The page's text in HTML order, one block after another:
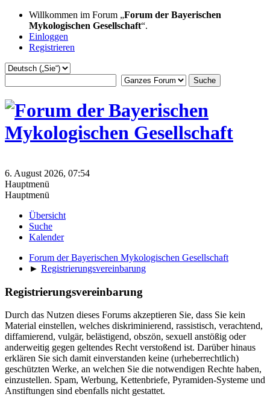
Willkommen im Forum „Forum der Bayerischen
Mykologischen Gesellschaft“.
Einloggen
Registrieren
6. August 2026, 07:54
Hauptmenü
Hauptmenü
Übersicht
Suche
Kalender
Forum der Bayerischen Mykologischen Gesellschaft
► Registrierungsvereinbarung
Registrierungsvereinbarung
Durch das Nutzen dieses Forums akzeptieren Sie, dass Sie kein
Material einstellen, welches diskriminierend, rassistisch, verachtend,
diffamierend, vulgär, belästigend, obszön, sexuell anstößig oder
anderweitig gegen geltendes Recht verstoßend ist. Darüber hinaus
erklären Sie sich damit einverstanden keine (urheberrechtlich)
geschützten Werke, an welchen Sie die notwendigen Rechte haben,
einzustellen. Spam, Werbung, Kettenbriefe, Pyramiden-Systeme und
Anstiftungen sind ebenfalls nicht gestattet.